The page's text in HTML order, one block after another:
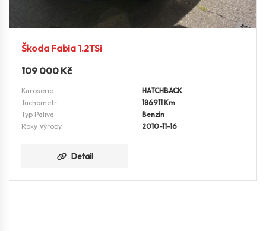
Škoda Fabia 1.2TSi
109 000 Kč
Karoserie
HATCHBACK
Tachometr
186911 Km
Typ Paliva
Benzín
Roky Výroby
2010-11-16
Detail